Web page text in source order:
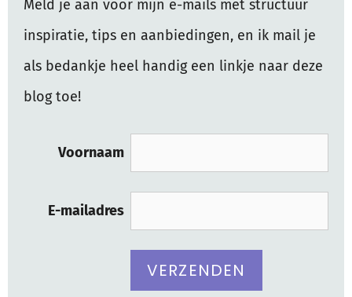
Meld je aan voor mijn e-mails met structuur
inspiratie, tips en aanbiedingen, en ik mail je
als bedankje heel handig een linkje naar deze
blog toe!
Voornaam
E-mailadres